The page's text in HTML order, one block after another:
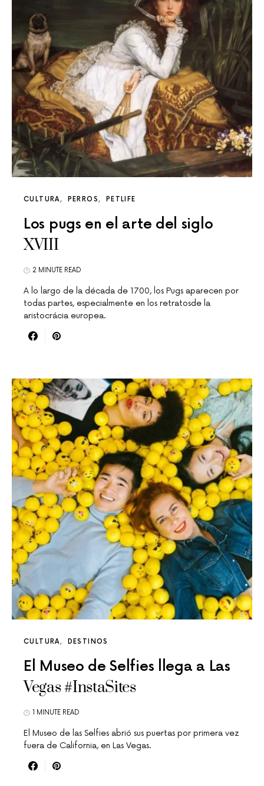
CULTURA PERROS PETLIFE
Los pugs en el arte del siglo
XVIII
2 MINUTE READ
A lo largo de la década de 1700, los Pugs aparecen por
todas partes, especialmente en los retratosde la
aristocrácia europea.
CULTURA DESTINOS
El Museo de Selfies llega a Las
Vegas #InstaSites
1 MINUTE READ
El Museo de las Selfies abrió sus puertas por primera vez
fuera de California, en Las Vegas.